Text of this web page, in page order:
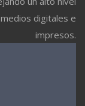
digitales e
impresos.